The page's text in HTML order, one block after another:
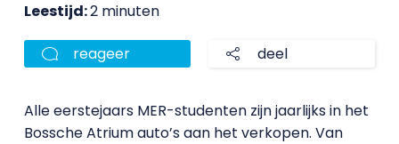
Leestijd:2 minuten
reageer deel
Alle eerstejaars MER-studenten zijn jaarlijks in het
Bossche Atrium auto’s aan het verkopen. Van